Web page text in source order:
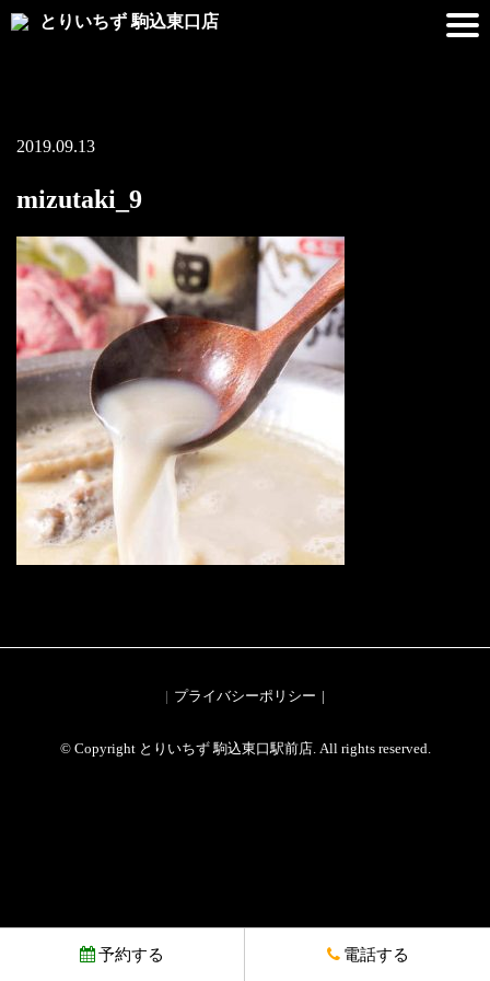
とりいちず 駒込東口店
2019.09.13
mizutaki_9
プライバシーポリシー
© Copyright とりいちず 駒込東口駅前店. All rights reserved.
予約する 電話する